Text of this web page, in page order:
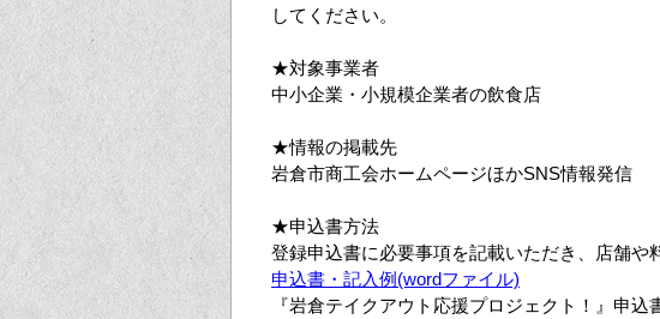
してください。
★対象事業者
中小企業・小規模企業者の飲食店
★情報の掲載先
岩倉市商工会ホームページほかSNS情報発信
★申込書方法
登録申込書に必要事項を記載いただき、店舗や
申込書・記入例(wordファイル)
『岩倉テイクアウト応援プロジェクト！』申込